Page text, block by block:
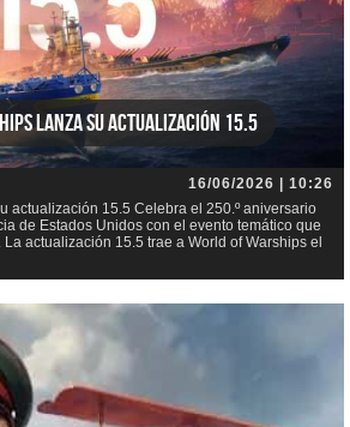
lanza su actualización 15.5
16/06/2026 | 10:26
actualización 15.5 Celebra el 250.º aniversario
de Estados Unidos con el evento temático que
actualización 15.5 trae a World of Warships el